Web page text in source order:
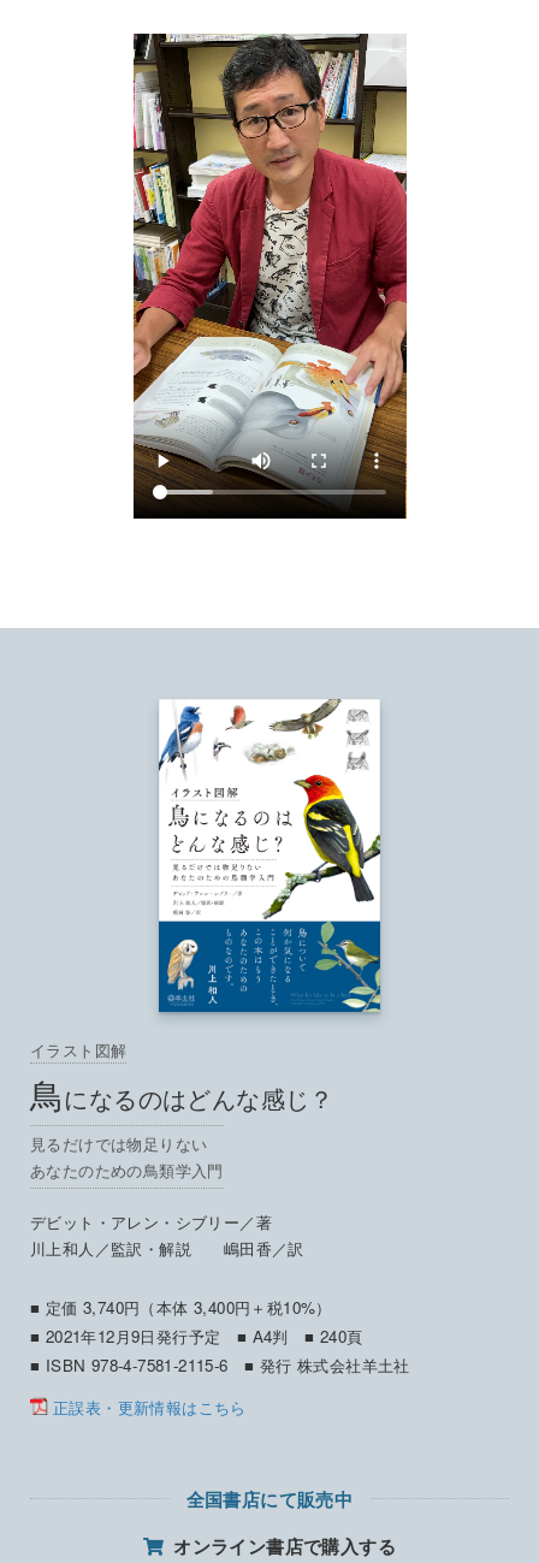
イラスト図解
鳥 になるのはどんな感じ？
見るだけでは物足りない
あなたのための鳥類学入門
デビット・アレン・シブリー／著
川上和人／監訳・解説 嶋田香／訳
■ 定価 3,740円（本体 3,400円＋税10%）
■ 2021年12月9日発行予定 ■ A4判■ 240頁
■ ISBN 978-4-7581-2115-6 ■ 発行 株式会社羊土社
正誤表・更新情報はこちら
全国書店にて販売中
オンライン書店で購入する